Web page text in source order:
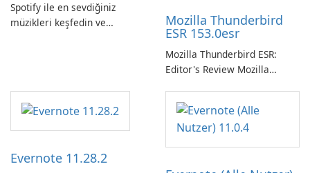
Spotify ile en sevdiğiniz
müzikleri keşfedin ve
Mozilla Thunderbird
ESR 153.0esr
Mozilla Thunderbird ESR:
Editor's Review Mozilla
Support Release) is the long-
term support channel of the
Thunderbird desktop email
client designed for
Evernote 11.28.2